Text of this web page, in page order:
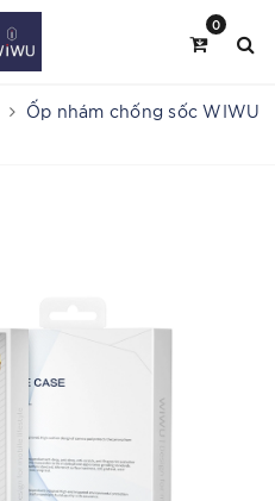
0
Ốp nhám chống sốc WIWU